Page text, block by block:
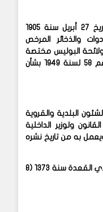
يلغى الأمر العالي الصادر بتاريخ ٢٧ أبريل سنة ١٩٠٥
والذخائر المرخص
البوليس مختصة
بالاتجار بها وكذلك القانون رقم ٥٨ لسنة ١٩٤٩ بشأن
البلدية والقروية
ولوزير الداخلية
ويعمل به من تاريخ نشره
صدر بقصر الجمهورية فى ٨ ذي القعدة سنة ١٣٧٣ (٨